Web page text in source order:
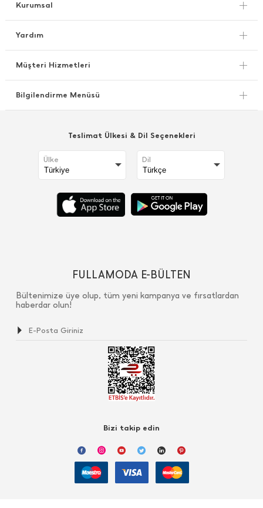
Kurumsal
Yardım
Müşteri Hizmetleri
Bilgilendirme Menüsü
Teslimat Ülkesi & Dil Seçenekleri
Ülke Dil
FULLAMODA E-BÜLTEN
Bültenimize üye olup, tüm yeni kampanya ve fırsatlardan
haberdar olun!
Bizi takip edin